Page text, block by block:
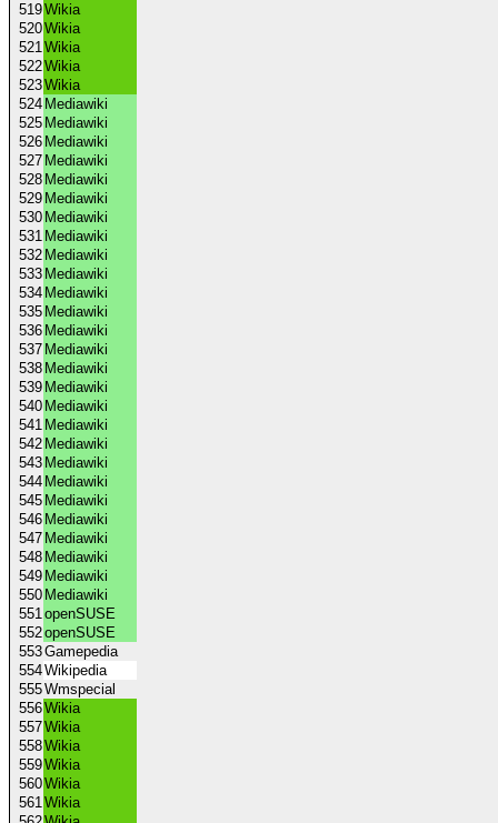
519Wikia
520Wikia
521Wikia
522Wikia
523Wikia
524 Mediawiki
525 Mediawiki
526 Mediawiki
527 Mediawiki
528 Mediawiki
529 Mediawiki
530 Mediawiki
531 Mediawiki
532 Mediawiki
533 Mediawiki
534 Mediawiki
535 Mediawiki
536 Mediawiki
537 Mediawiki
538 Mediawiki
539 Mediawiki
540 Mediawiki
541 Mediawiki
542 Mediawiki
543 Mediawiki
544 Mediawiki
545 Mediawiki
546 Mediawiki
547 Mediawiki
548 Mediawiki
549 Mediawiki
550 Mediawiki
551openSUSE
552openSUSE
553Gamepedia
554Wikipedia
555Wmspecial
556Wikia
557Wikia
558Wikia
559Wikia
560Wikia
561Wikia